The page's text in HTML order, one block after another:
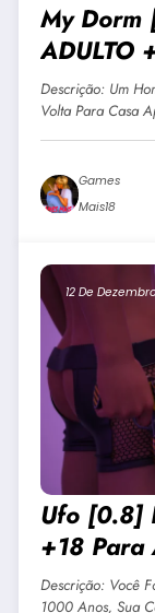
My Dorm
ADULTO
Descrição: Um
Volta Para Casa
Games
Mais18
12 De
Ufo [0.8]
+18 Para
Descrição: Você
1000 Anos, Sua